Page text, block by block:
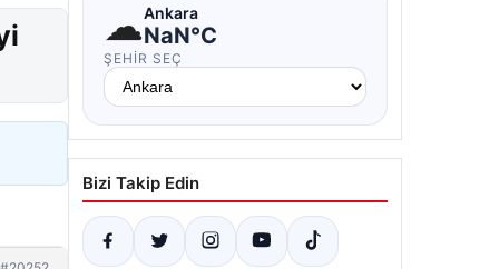
☁Ankara
NaN°C
ŞEHIR SEÇ
Bizi Takip Edin